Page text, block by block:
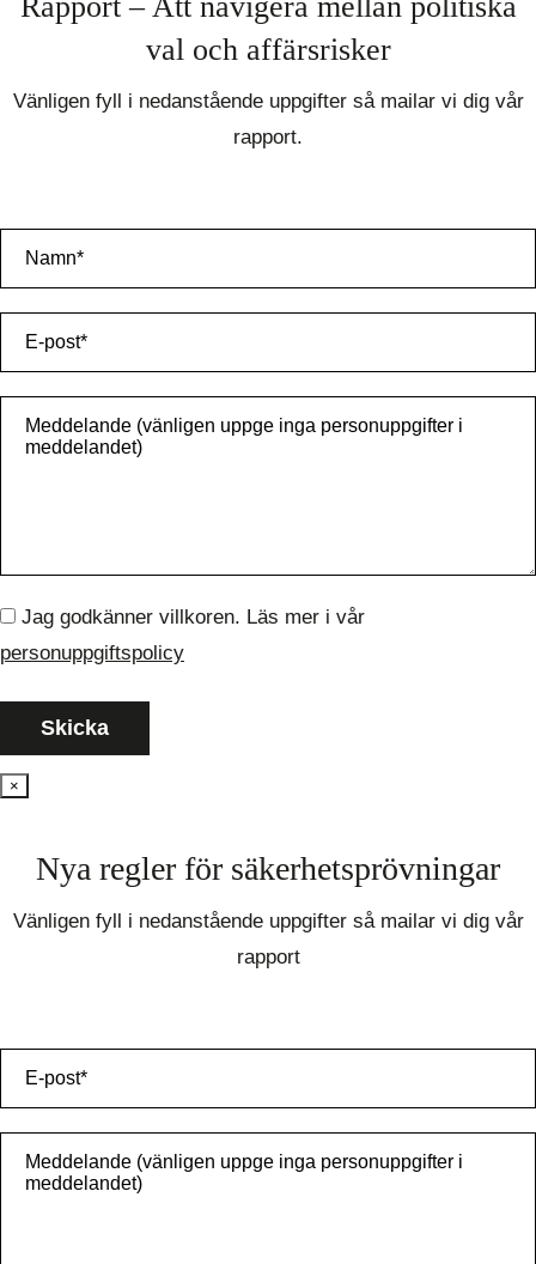
Rapport – Att navigera mellan politiska
val och affärsrisker
Vänligen fyll i nedanstående uppgifter så mailar vi dig vår
rapport.
Jag godkänner villkoren. Läs mer i vår
personuppgiftspolicy
×
Nya regler för säkerhetsprövningar
Vänligen fyll i nedanstående uppgifter så mailar vi dig vår
rapport